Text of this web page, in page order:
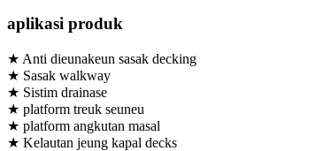
aplikasi produk
★ Anti dieunakeun sasak decking
★ Sasak walkway
★ Sistim drainase
★ platform treuk seuneu
★ platform angkutan masal
★ Kelautan jeung kapal decks